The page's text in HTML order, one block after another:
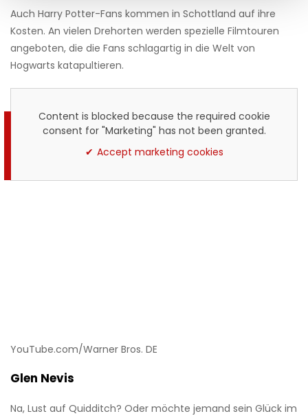
Auch Harry Potter-Fans kommen in Schottland auf ihre
Kosten. An vielen Drehorten werden spezielle Filmtouren
angeboten, die die Fans schlagartig in die Welt von
Hogwarts katapultieren.
Content is blocked because the required cookie
consent for "Marketing" has not been granted.
Accept marketing cookies
YouTube.com/Warner Bros. DE
Glen Nevis
Na, Lust auf Quidditch? Oder möchte jemand sein Glück im